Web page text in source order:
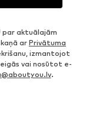
par aktuālajām
ar Privātuma
izmantojot
vai nosūtot e-
.